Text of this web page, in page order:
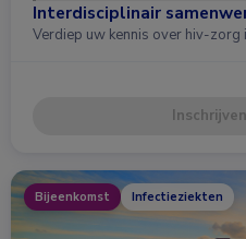
Interdisciplinair
Verdiep uw kennis over hiv-zorg
Bijeenkomst Infectieziekten